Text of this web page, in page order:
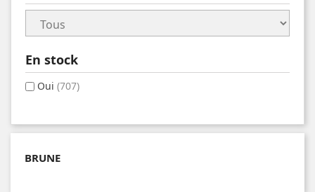
En stock
Oui (707)
BRUNE